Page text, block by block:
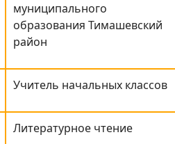
муниципального
образования Тимашевский
район
Учитель начальных классов
Литературное чтение